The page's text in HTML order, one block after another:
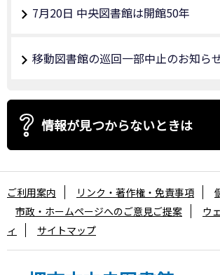
7月20日 中央図書館は開館50年
移動図書館の巡回一部中止のお知ら
情報が見つからないときは
ご利用案内 リンク・著作権・免責事項
市政・ホームページへのご意見ご提案
ウ
ィ
サイトマップ